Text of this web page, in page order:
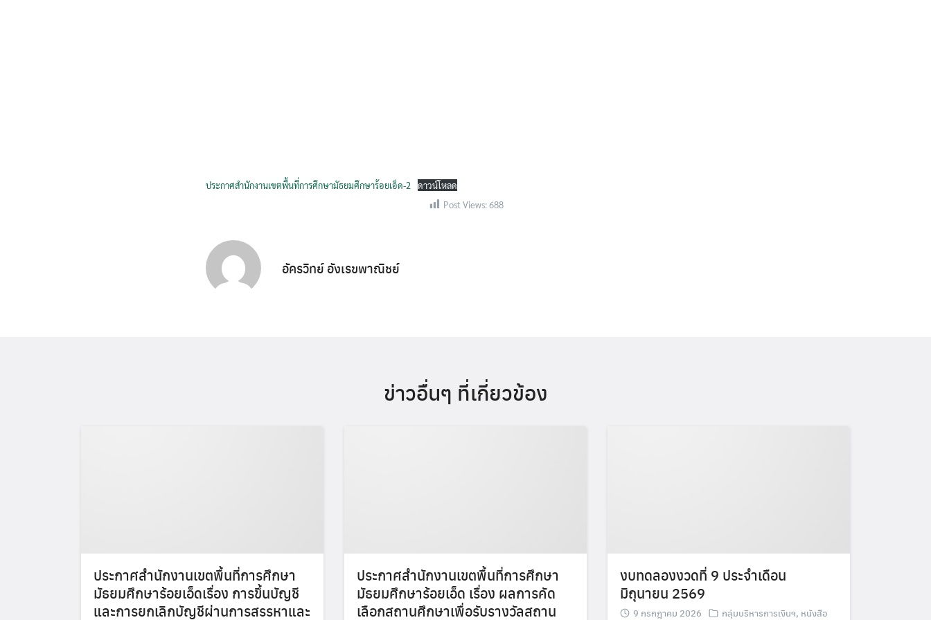
ประกาศสำนักงานเขตพื้นที่การศึกษามัธยมศึกษาร้อยเอ็ด-2
ดาวน์โหลด
Post Views:688
อัครวิทย์ อังเรขพาณิชย์
ข่าวอื่นๆ ที่เกี่ยวข้อง
ประกาศสำนักงานเขตพื้นที่การศึกษา
มัธยมศึกษาร้อยเอ็ดเรื่อง การขึ้นบัญชี
และการยกเลิกบัญชีผ่านการสรรหาและ
ประกาศสำนักงานเขตพื้นที่การศึกษา
มัธยมศึกษาร้อยเอ็ด เรื่อง ผลการคัด
เลือกสถานศึกษาเพื่อรับรางวัลสถาน
งบทดลองงวดที่ 9 ประจำเดือน
มิถุนายน 2569
9 กรกฎาคม 2026 กลุ่มบริหารการเงินฯ, หนังสือ